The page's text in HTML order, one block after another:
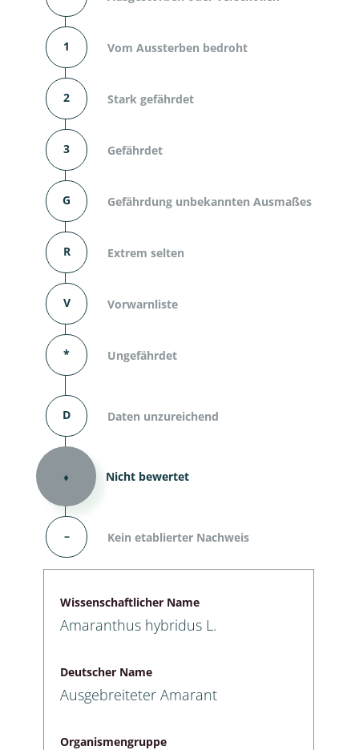
1 Vom Aussterben bedroht
2 Stark gefährdet
3 Gefährdet
G Gefährdung unbekannten Ausmaßes
R Extrem selten
V Vorwarnliste
* Ungefährdet
D Daten unzureichend
⬧ Nicht bewertet
– Kein etablierter Nachweis
Wissenschaftlicher Name
Amaranthus hybridus L.
Deutscher Name
Ausgebreiteter Amarant
Organismengruppe